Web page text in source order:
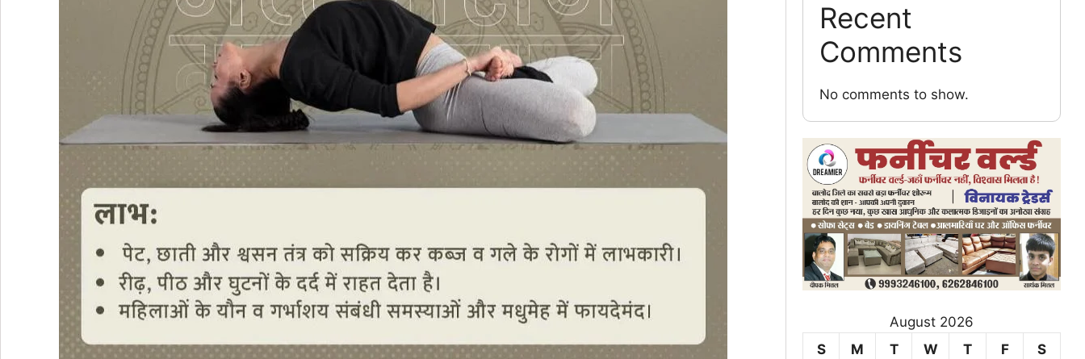
Recent
Comments
No comments to show.
August 2026
S
M T W T F S